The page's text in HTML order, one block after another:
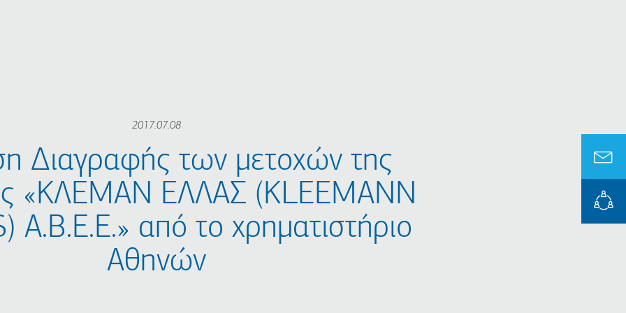
2017.07.08
Διαγραφής των μετοχών της
«ΚΛΕΜΑΝ ΕΛΛΑΣ (KLEEMANN
Α.Β.Ε.Ε.» από το χρηματιστήριο
Αθηνών